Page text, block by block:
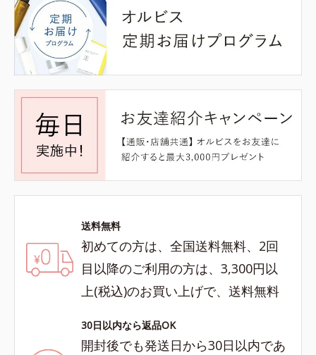
送料無料
初めての方は、全国送料無料、2回
目以降のご利用の方は、3,300円以
上(税込)のお買い上げで、送料無料
30日以内なら返品OK
開封後でも発送日から30日以内であ